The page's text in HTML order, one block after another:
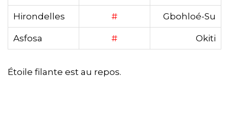
Hirondelles # Gbohloé-Su
Asfosa # Okiti
Étoile filante est au repos.